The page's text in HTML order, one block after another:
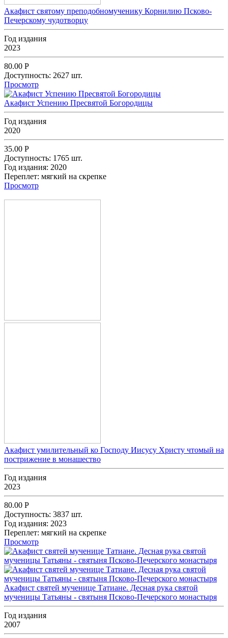
Акафист святому преподобномученику Корнилию Псково-
Печерскому чудотворцу
Год издания
2023
80.00 Р
Доступность: 2627 шт.
Просмотр
Акафист Успению Пресвятой Богородицы
Год издания
2020
35.00 Р
Доступность: 1765 шт.
Год издания: 2020
Переплет: мягкий на скрепке
Просмотр
Акафист умилительный ко Господу Иисусу Христу чтомый на
пострижение в монашество
Год издания
2023
80.00 Р
Доступность: 3837 шт.
Год издания: 2023
Переплет: мягкий на скрепке
Просмотр
Акафист святей мученице Татиане. Десная рука святой
мученицы Татьяны - святыня Псково-Печерского монастыря
Год издания
2007